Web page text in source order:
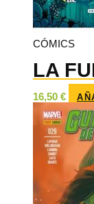
CÓMICS
LA
16,50 €